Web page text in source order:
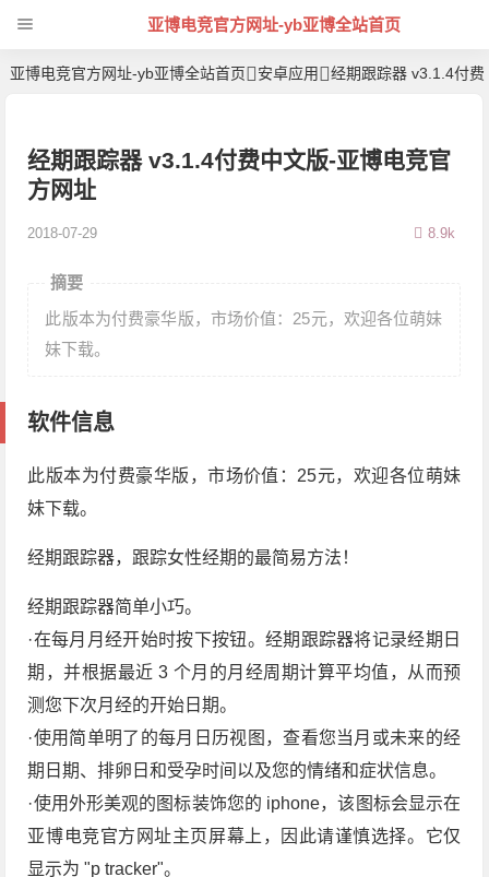
亚博电竞官方网址-yb亚博全站首页
亚博电竞官方网址-yb亚博全站首页 安卓应用 经期跟踪器 v3.1.4付
经期跟踪器 v3.1.4付费中文版-亚博电竞官
方网址
2018-07-29 8.9k
摘要
此版本为付费豪华版，市场价值：25元，欢迎各位萌妹
妹下载。
软件信息
此版本为付费豪华版，市场价值：25元，欢迎各位萌妹
妹下载。
经期跟踪器，跟踪女性经期的最简易方法！
经期跟踪器简单小巧。
·在每月月经开始时按下按钮。经期跟踪器将记录经期日
期，并根据最近 3 个月的月经周期计算平均值，从而预
测您下次月经的开始日期。
·使用简单明了的每月日历视图，查看您当月或未来的经
期日期、排卵日和受孕时间以及您的情绪和症状信息。
·使用外形美观的图标装饰您的 iphone，该图标会显示在
亚博电竞官方网址主页屏幕上，因此请谨慎选择。它仅
显示为 "p tracker"。